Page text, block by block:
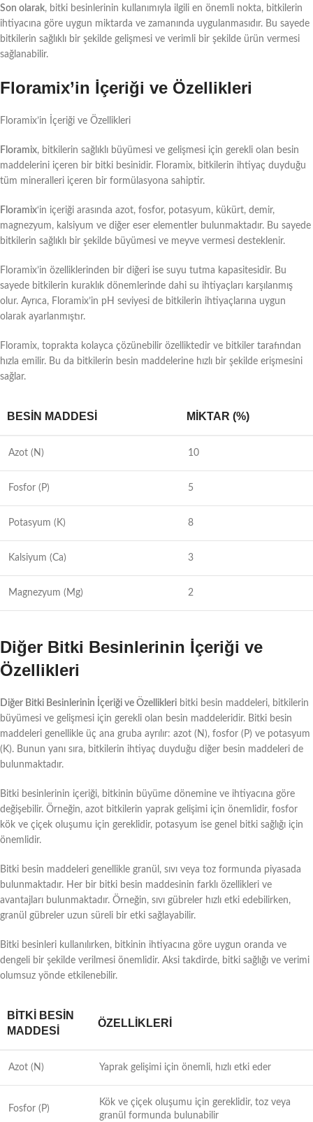
Son olarak, bitki besinlerinin kullanımıyla ilgili en önemli nokta, bitkilerin
ihtiyacına göre uygun miktarda ve zamanında uygulanmasıdır. Bu sayede
bitkilerin sağlıklı bir şekilde gelişmesi ve verimli bir şekilde ürün vermesi
sağlanabilir.
Floramix’in İçeriği ve Özellikleri
Floramix’in İçeriği ve Özellikleri
Floramix, bitkilerin sağlıklı büyümesi ve gelişmesi için gerekli olan besin
maddelerini içeren bir bitki besinidir. Floramix, bitkilerin ihtiyaç duyduğu
tüm mineralleri içeren bir formülasyona sahiptir.
Floramix‘in içeriği arasında azot, fosfor, potasyum, kükürt, demir,
magnezyum, kalsiyum ve diğer eser elementler bulunmaktadır. Bu sayede
bitkilerin sağlıklı bir şekilde büyümesi ve meyve vermesi desteklenir.
Floramix’in özelliklerinden bir diğeri ise suyu tutma kapasitesidir. Bu
sayede bitkilerin kuraklık dönemlerinde dahi su ihtiyaçları karşılanmış
olur. Ayrıca, Floramix’in pH seviyesi de bitkilerin ihtiyaçlarına uygun
olarak ayarlanmıştır.
Floramix, toprakta kolayca çözünebilir özelliktedir ve bitkiler tarafından
hızla emilir. Bu da bitkilerin besin maddelerine hızlı bir şekilde erişmesini
sağlar.
BESIN MADDESI MIKTAR (%)
Azot (N) 10
Fosfor (P) 5
Potasyum (K) 8
Kalsiyum (Ca) 3
Magnezyum (Mg) 2
Diğer Bitki Besinlerinin İçeriği ve
Özellikleri
Diğer Bitki Besinlerinin İçeriği ve Özellikleri bitki besin maddeleri, bitkilerin
büyümesi ve gelişmesi için gerekli olan besin maddeleridir. Bitki besin
maddeleri genellikle üç ana gruba ayrılır: azot (N), fosfor (P) ve potasyum
(K). Bunun yanı sıra, bitkilerin ihtiyaç duyduğu diğer besin maddeleri de
bulunmaktadır.
Bitki besinlerinin içeriği, bitkinin büyüme dönemine ve ihtiyacına göre
değişebilir. Örneğin, azot bitkilerin yaprak gelişimi için önemlidir, fosfor
kök ve çiçek oluşumu için gereklidir, potasyum ise genel bitki sağlığı için
önemlidir.
Bitki besin maddeleri genellikle granül, sıvı veya toz formunda piyasada
bulunmaktadır. Her bir bitki besin maddesinin farklı özellikleri ve
avantajları bulunmaktadır. Örneğin, sıvı gübreler hızlı etki edebilirken,
granül gübreler uzun süreli bir etki sağlayabilir.
Bitki besinleri kullanılırken, bitkinin ihtiyacına göre uygun oranda ve
dengeli bir şekilde verilmesi önemlidir. Aksi takdirde, bitki sağlığı ve verimi
olumsuz yönde etkilenebilir.
BITKI BESIN
MADDESI
ÖZELLIKLERI
Azot (N) Yaprak gelişimi için önemli, hızlı etki eder
Fosfor (P)
Kök ve çiçek oluşumu için gereklidir, toz veya
granül formunda bulunabilir